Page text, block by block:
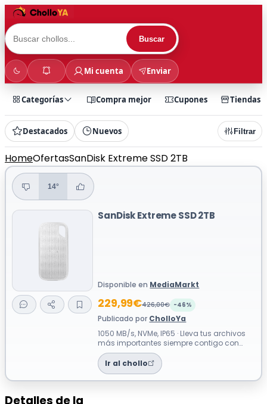
Buscar
Mi cuenta Enviar
Categorías Compra mejor Cupones Tiendas
Destacados Nuevos Filtrar
HomeOfertasSanDisk Extreme SSD 2TB
14°
SanDisk Extreme SSD 2TB
Disponible en MediaMarkt
229,99€426,00€ -46%
Publicado por CholloYa
1050 MB/s, NVMe, IP65 · Lleva tus archivos
más importantes siempre contigo con
esta unidad ultrarrápida y resistente ...
Ir al chollo